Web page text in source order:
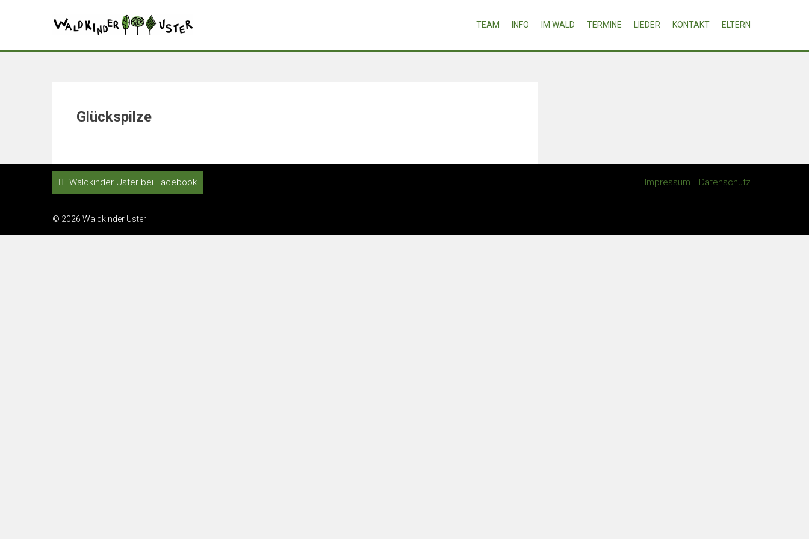
TEAM INFO IM WALD TERMINE LIEDER KONTAKT ELTERN
Glückspilze
Waldkinder Uster bei Facebook Impressum Datenschutz
© 2026 Waldkinder Uster